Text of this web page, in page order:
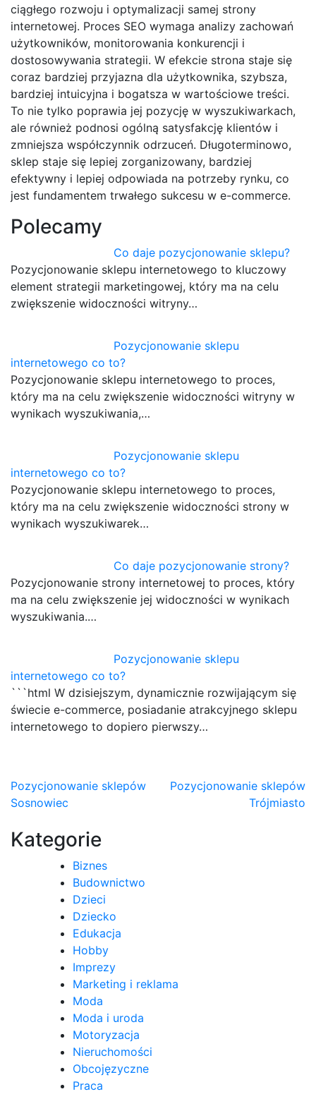
ciągłego rozwoju i optymalizacji samej strony
internetowej. Proces SEO wymaga analizy zachowań
użytkowników, monitorowania konkurencji i
dostosowywania strategii. W efekcie strona staje się
coraz bardziej przyjazna dla użytkownika, szybsza,
bardziej intuicyjna i bogatsza w wartościowe treści.
To nie tylko poprawia jej pozycję w wyszukiwarkach,
ale również podnosi ogólną satysfakcję klientów i
zmniejsza współczynnik odrzuceń. Długoterminowo,
sklep staje się lepiej zorganizowany, bardziej
efektywny i lepiej odpowiada na potrzeby rynku, co
jest fundamentem trwałego sukcesu w e-commerce.
Polecamy
Co daje pozycjonowanie sklepu?
Pozycjonowanie sklepu internetowego to kluczowy
element strategii marketingowej, który ma na celu
zwiększenie widoczności witryny…
Pozycjonowanie sklepu
internetowego co to?
Pozycjonowanie sklepu internetowego to proces,
który ma na celu zwiększenie widoczności witryny w
wynikach wyszukiwania,…
Pozycjonowanie sklepu
internetowego co to?
Pozycjonowanie sklepu internetowego to proces,
który ma na celu zwiększenie widoczności strony w
wynikach wyszukiwarek…
Co daje pozycjonowanie strony?
Pozycjonowanie strony internetowej to proces, który
ma na celu zwiększenie jej widoczności w wynikach
wyszukiwania.…
Pozycjonowanie sklepu
internetowego co to?
```html W dzisiejszym, dynamicznie rozwijającym się
świecie e-commerce, posiadanie atrakcyjnego sklepu
internetowego to dopiero pierwszy…
Nawigacja
wpisu
Pozycjonowanie sklepów
Sosnowiec
Pozycjonowanie sklepów
Trójmiasto
Kategorie
Biznes
Budownictwo
Dzieci
Dziecko
Edukacja
Hobby
Imprezy
Marketing i reklama
Moda
Moda i uroda
Motoryzacja
Nieruchomości
Obcojęzyczne
Praca